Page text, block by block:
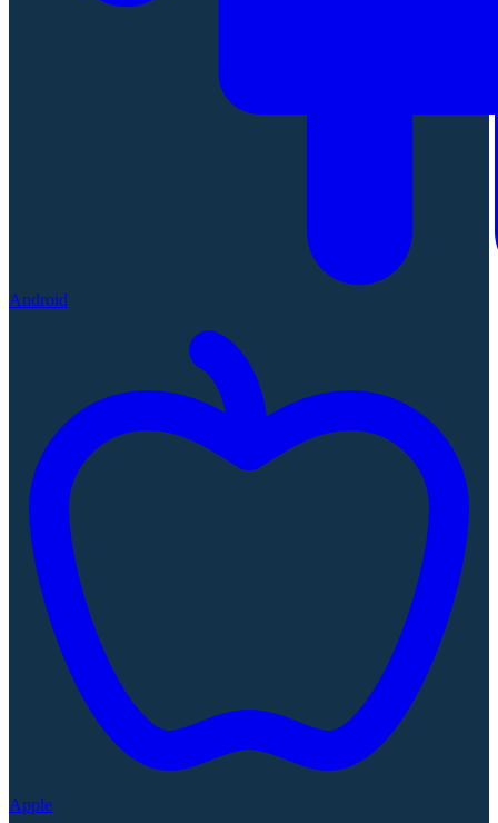
Android
Apple